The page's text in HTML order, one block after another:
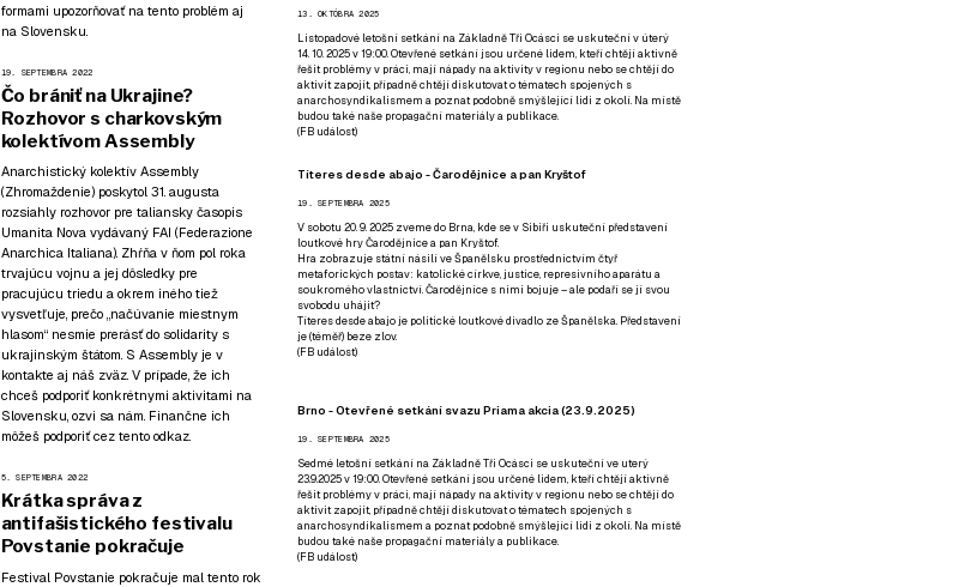
formami upozorňovať na tento problém aj
na Slovensku.
19. SEPTEMBRA 2022
Čo brániť na Ukrajine?
Rozhovor s charkovským
kolektívom Assembly
Anarchistický kolektív Assembly
(Zhromaždenie) poskytol 31. augusta
rozsiahly rozhovor pre taliansky časopis
Umanita Novavydávaný FAI (Federazione
Anarchica Italiana). Zhŕňa v ňom pol roka
trvajúcu vojnu a jej dôsledky pre
pracujúcu triedu a okrem iného tiež
vysvetľuje, prečo „načúvanie miestnym
hlasom“ nesmie prerásť do solidarity s
ukrajinským štátom. S Assembly je v
kontakte aj náš zväz. V prípade, že ich
chceš podporiť konkrétnymi aktivitami na
Slovensku, ozvi sa nám. Finančne ich
môžeš podporiťcez tento odkaz.
5. SEPTEMBRA 2022
Krátka správa z
antifašistického festivalu
Povstanie pokračuje
Festival Povstanie pokračuje mal tento rok
13. OKTÓBRA 2025
Listopadové letošní setkání na Základně Tři Ocásci se uskuteční v úterý
14. 10. 2025 v 19:00. Otevřené setkání jsou určené lidem, kteří chtějí aktivně
řešit problémy v práci, mají nápady na aktivity v regionu nebo se chtějí do
aktivit zapojit, případně chtějí diskutovat o tématech spojených s
anarchosyndikalismem a poznat podobně smýšlející lidi z okolí. Na místě
budou také naše propagační materiály a publikace.
(FB událost)
Títeres desde abajo - Čarodějnice a pan Kryštof
19. SEPTEMBRA 2025
V sobotu 20. 9. 2025 zveme do Brna, kde se v Sibiři uskuteční představení
loutkové hry Čarodějnice a pan Kryštof.
Hra zobrazuje státní násilí ve Španělsku prostřednictvím čtyř
metaforických postav: katolické církve, justice, represivního aparátu a
soukromého vlastnictví. Čarodějnice s nimi bojuje – ale podaří se jí svou
svobodu uhájit?
Títeres desde abajo je politické loutkové divadlo ze Španělska. Představení
je (téměř) beze zlov.
(FB událost)
Brno - Otevřené setkání svazu Priama akcia (23.9.2025)
19. SEPTEMBRA 2025
Sedmé letošní setkání na Základně Tři Ocásci se uskuteční ve uterý
23.9.2025 v 19:00. Otevřené setkání jsou určené lidem, kteří chtějí aktivně
řešit problémy v práci, mají nápady na aktivity v regionu nebo se chtějí do
aktivit zapojit, případně chtějí diskutovat o tématech spojených s
anarchosyndikalismem a poznat podobně smýšlející lidi z okolí. Na místě
budou také naše propagační materiály a publikace.
(FB událost)